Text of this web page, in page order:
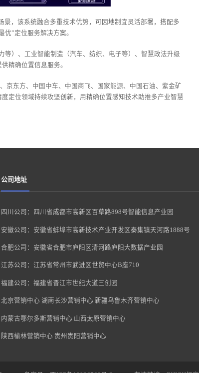
，该系统融合多重技术优势，可因地制宜灵活部署，搭配多
”定位服务解决方案。
等）、工业智能制造（汽车、纺织、电子等）、智慧政法升级
精确位置信息服务。
京东方、中国中车、中国商飞、国家能源、中国石油、紫金矿
定位领域持续攻坚创新，用精确位置感知技术助推多产业智慧
公司地址
四川公司：四川省成都市高新区百草路898号智能信息产业园
安徽公司：安徽省蚌埠市高新技术产业开发区秦集镇天河路1888号
合肥公司：安徽省合肥市庐阳区清河路庐阳大数据产业园
江苏公司：江苏省常州市武进区世贸中心B座710
福建公司：福建省晋江市世纪大道三创园
北京营销中心 湖南长沙营销中心 新疆乌鲁木齐营销中心
内蒙古鄂尔多斯营销中心 山西太原营销中心
陕西榆林营销中心 贵州贵阳营销中心